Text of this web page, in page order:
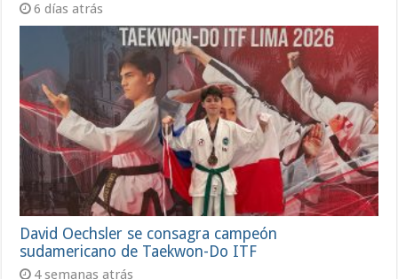
6 días atrás
David Oechsler se consagra campeón
sudamericano de Taekwon-Do ITF
4 semanas atrás